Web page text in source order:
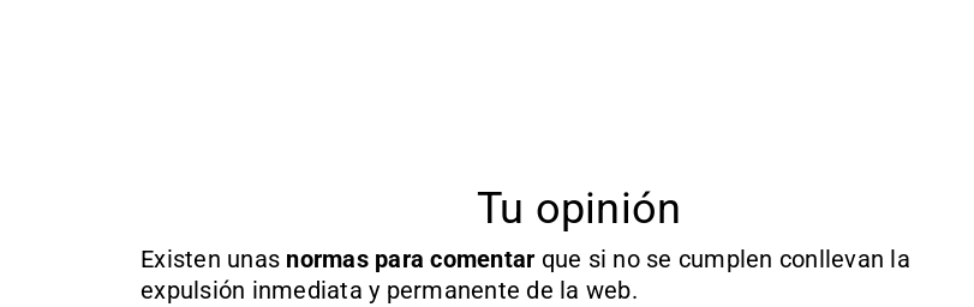
Tu opinión
Existen unas normas para comentar que si no se cumplen conllevan la
expulsión inmediata y permanente de la web.